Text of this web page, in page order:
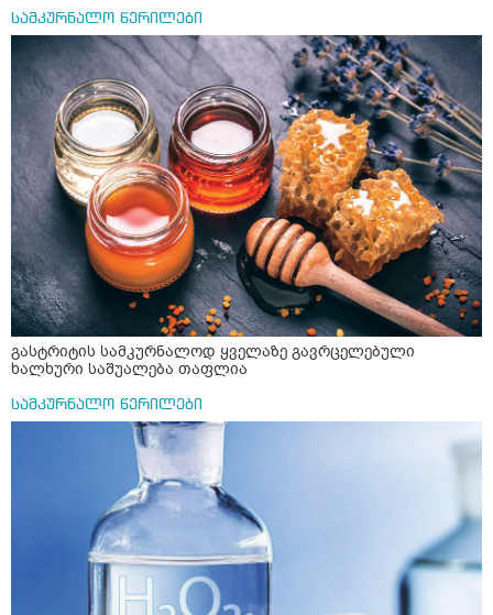
სამკურნალო წერილები
გასტრიტის სამკურნალოდ ყველაზე გავრცელებული
ხალხური საშუალება თაფლია
სამკურნალო წერილები